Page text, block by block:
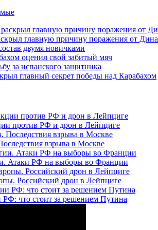
главную причину поражения от
двумя новичками
оценил свой забитый мяч
за испанского защитника
главный секрет победы над Карабахом
против РФ и дрон в Лейпциге
взрыва в Москве
Атаки РФ на выборы во Франции
Российский дрон в Лейпциге
что стоит за решением Путина